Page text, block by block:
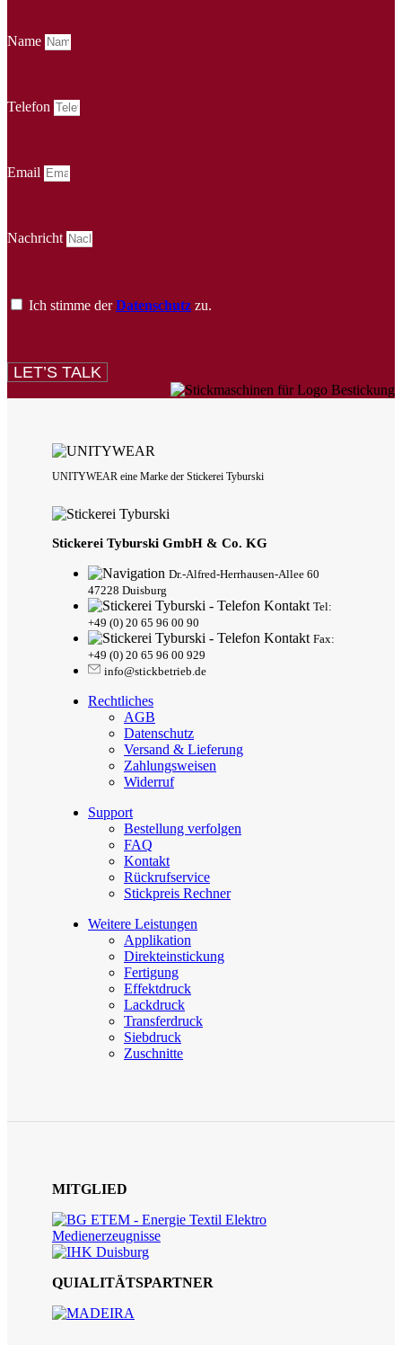
Name
Telefon
Email
Nachricht
Ich stimme derDatenschutz zu.
LET’S TALK
UNITYWEAR eine Marke der Stickerei Tyburski
Stickerei Tyburski GmbH & Co. KG
Dr.-Alfred-Herrhausen-Allee 60
47228 Duisburg
Tel:
+49 (0) 20 65 96 00 90
Fax:
+49 (0) 20 65 96 00 929
info@stickbetrieb.de
Rechtliches
AGB
Datenschutz
Versand & Lieferung
Zahlungsweisen
Widerruf
Support
Bestellung verfolgen
FAQ
Kontakt
Rückrufservice
Stickpreis Rechner
Weitere Leistungen
Applikation
Direkteinstickung
Fertigung
Effektdruck
Lackdruck
Transferdruck
Siebdruck
Zuschnitte
MITGLIED
QUIALITÄTSPARTNER